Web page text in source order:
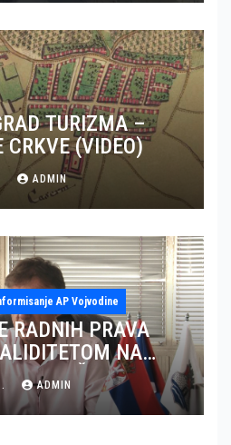
TURIZMA –
CRKVE (VIDEO)
ADMIN
AP Vojvodine
RADNIH PRAVA
NA
JUŽNI BANAT
ADMIN